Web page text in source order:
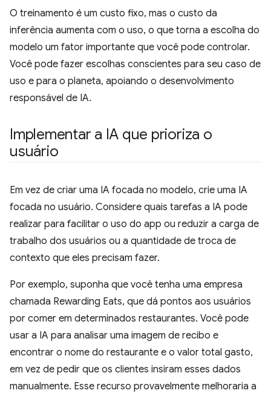
O treinamento é um custo fixo, mas o custo da
inferência aumenta com o uso, o que torna a escolha do
modelo um fator importante que você pode controlar.
Você pode fazer escolhas conscientes para seu caso de
uso e para o planeta, apoiando o desenvolvimento
responsável de IA.
Implementar a IA que prioriza o
usuário
Em vez de criar uma IA focada no modelo, crie uma IA
focada no usuário. Considere quais tarefas a IA pode
realizar para facilitar o uso do app ou reduzir a carga de
trabalho dos usuários ou a quantidade de troca de
contexto que eles precisam fazer.
Por exemplo, suponha que você tenha uma empresa
chamada Rewarding Eats, que dá pontos aos usuários
por comer em determinados restaurantes. Você pode
usar a IA para analisar uma imagem de recibo e
encontrar o nome do restaurante e o valor total gasto,
em vez de pedir que os clientes insiram esses dados
manualmente. Esse recurso provavelmente melhoraria a